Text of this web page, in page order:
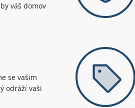
váš domov
se vašim
odráží vaši